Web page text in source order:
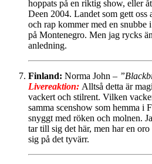
hoppats på en riktig show, eller
Deen 2004. Landet som gett oss
och rap kommer med en
på Montenegro. Men jag rycks
anledning.
Finland: Norma John –
Livereaktion: Alltså detta är
vackert och stilrent. Vilken
samma scenshow som hemma i
snyggt med röken och molnen.
tar till sig det här, men har en
sig på det tyvärr.